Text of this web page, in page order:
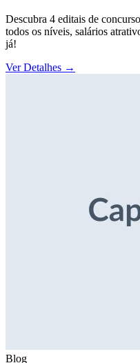
Descubra 4 editais de
todos os níveis, salários
já!
Ver Detalhes →
Blog